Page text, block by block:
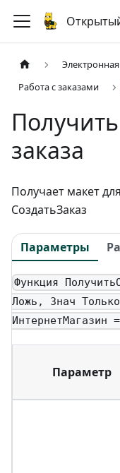
Работа с заказами
заказа
Получает макет
СоздатьЗаказ
Параметры
Функция
Ложь, Знач
ИнтернетМагазин
Параметр